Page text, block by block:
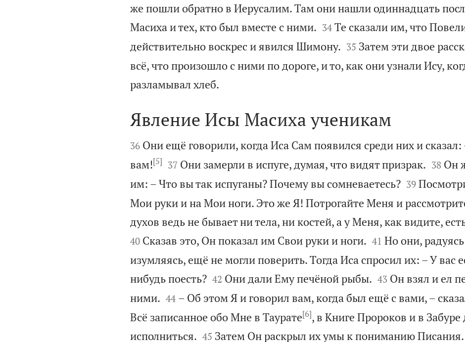
же пошли обратно в Иерусалим. Там они нашли одиннадцать
Масиха и тех, кто был вместе с ними.
34 Те сказали им, что
действительно воскрес и явился Шимону.
35 Затем эти двое
всё, что произошло с ними по дороге, и то, как они узнали Ису,
разламывал хлеб.

Явление Исы Масиха ученикам

36 Они ещё говорили, когда Иса Сам появился среди них и
вам![5]
37 Они замерли в испуге, думая, что видят призрак.
38 Он
им: – Что вы так испуганы? Почему вы сомневаетесь?
39
Мои руки и на Мои ноги. Это же Я! Потрогайте Меня и
духов ведь не бывает ни тела, ни костей, а у Меня, как видите,
40 Сказав это, Он показал им Свои руки и ноги.
41 Но они,
изумляясь, ещё не могли поверить. Тогда Иса спросил их: – У вас
нибудь поесть?
42 Они дали Ему печёной рыбы.
43 Он взял и ел
ними.
44 – Об этом Я и говорил вам, когда был ещё с вами, –
Всё записанное обо Мне в Таурате[6], в Книге Пророков и в
исполниться.
45 Затем Он раскрыл их умы к пониманию Писания.